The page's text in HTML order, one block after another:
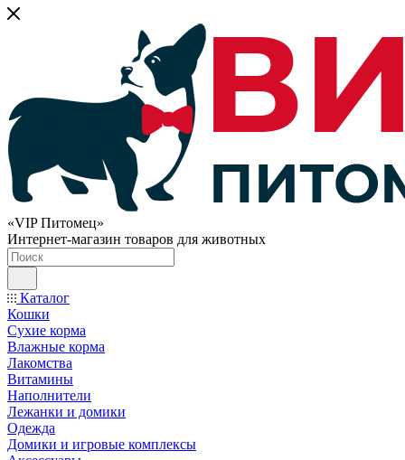
«VIP Питомец»
Интернет-магазин товаров для животных
Каталог
Кошки
Сухие корма
Влажные корма
Лакомства
Витамины
Наполнители
Лежанки и домики
Одежда
Домики и игровые комплексы